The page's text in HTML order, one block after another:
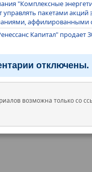
"Комплексные
управлять пакетами
аффилированными
Капитал" продает
отключены.
возможна только со